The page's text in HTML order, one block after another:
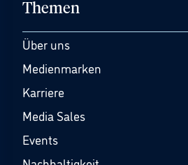
Themen
Über uns
Medienmarken
Karriere
Media Sales
Events